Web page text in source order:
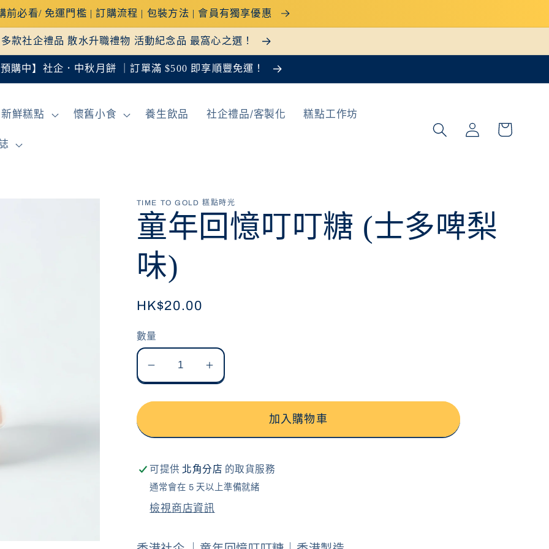
前必看/ 免運門檻 | 訂購流程 | 包裝方法 | 會員有獨享優惠
多款社企禮品 散水升職禮物 活動紀念品 最窩心之選！
購中】社企．中秋月餅 ｜訂單滿 $500 即享順豐免運！
新鮮糕點 懷舊小食 養生飲品 社企禮品/客製化 糕點工作坊
登
入
物
TIME TO GOLD 糕點時光
童年回憶叮叮糖 (士多啤梨
味)
定
HK$20.00
數量
叮
糖
(士
童
叮
糖
(士
加入購物車
可提供 北角分店 的取貨服務
通常會在 5 天以上準備就緒
檢視商店資訊